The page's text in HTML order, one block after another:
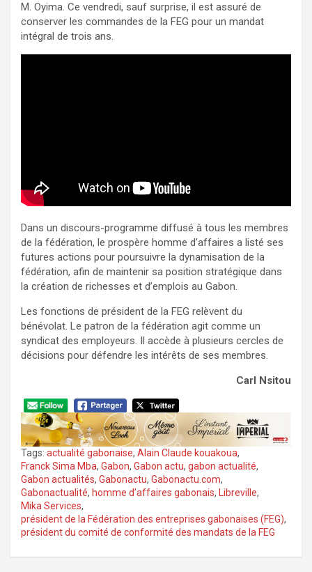
M. Oyima. Ce vendredi, sauf surprise, il est assuré de
conserver les commandes de la FEG pour un mandat
intégral de trois ans.
Dans un discours-programme diffusé à tous les membres
de la fédération, le prospère homme d’affaires a listé ses
futures actions pour poursuivre la dynamisation de la
fédération, afin de maintenir sa position stratégique dans
la création de richesses et d’emplois au Gabon.
Les fonctions de président de la FEG relèvent du
bénévolat. Le patron de la fédération agit comme un
syndicat des employeurs. Il accède à plusieurs cercles de
décisions pour défendre les intérêts de ses membres.
Carl Nsitou
Tags: actualité gabonaise, Alain Claude kouakoua,
Franck Sima Mba, Gabon, Gabon actu, gabon actualité,
Gabon actualités, Gabonactu, Gabonactu.com,
Gabonactualité, homme d’affaires gabonais, Libreville,
Mika Services,
président de la Fédération des entreprises gabonaises (FEG),
président du comité de conformité des mandats de la FEG